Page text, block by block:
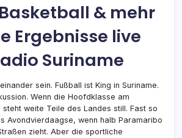
& mehr
Ergebnisse live
Suriname
sein. Fußball ist King in Suriname.
Wenn die Hoofdklasse am
weite Teile des Landes still. Fast so
Avondvierdaagse, wenn halb Paramaribo
zieht. Aber die sportliche